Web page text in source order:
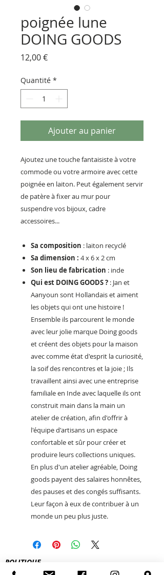
poignée lune
DOING GOODS
12,00 €Prix
Quantité *
Ajouter au panier
Ajoutez une touche fantaisiste à votre
commode ou votre armoire avec cette
poignée en laiton. Peut également servir
de patère à fixer au mur pour
suspendre vos bijoux, cadre
accessoires...
Sa composition : laiton recyclé
Sa dimension : 4 x 6 x 2 cm
Son lieu de fabrication : inde
Qui est DOING GOODS ? : Jan et
Aanyoun sont Hollandais et aiment
les objets qui ont une histoire !
Ensemble ils parcourent le monde
avec leur jolie marque Doing goods
et créent des objets pour la maison
avec comme état d'esprit la curiosité,
la soif des rencontres et la joie ; Ils
travaillent ainsi avec une entreprise
familiale en Inde avec laquelle ils ont
construit main dans la main un
atelier de création, afin d'offrir à
l'équipe d'artisans un espace
confortable et sûr pour créer et
produire leurs collections uniques.
En plus d'un atelier agréable, Doing
goods payent des salaires honnêtes,
des pauses et des congés suffisants.
Leur façon à eux de contribuer à un
monde un peu plus juste.
POLITIQUE